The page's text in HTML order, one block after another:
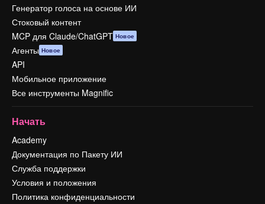
Генератор голоса на основе ИИ
Стоковый контент
MCP для Claude/ChatGPT Новое
Агенты Новое
API
Мобильное приложение
Все инструменты Magnific
Начать
Academy
Документация по Пакету ИИ
Служба поддержки
Условия и положения
Политика конфиденциальности